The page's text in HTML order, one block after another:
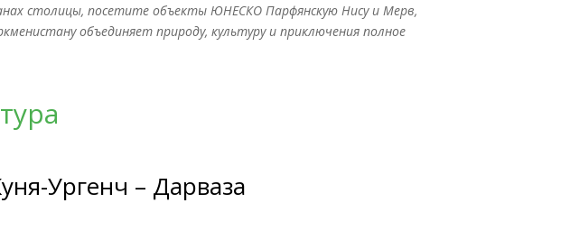
столицы, посетите объекты ЮНЕСКО Парфянскую Нису и Мерв,
объединяет природу, культуру и приключения полное
Ургенч – Дарваза